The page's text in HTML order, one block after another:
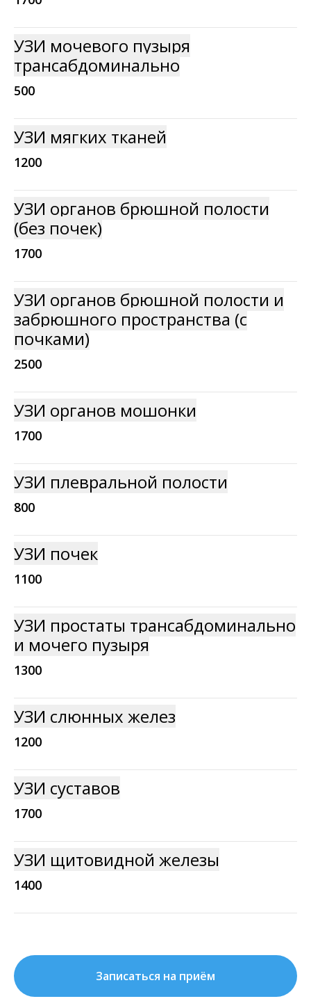
УЗИ мочевого пузыря
трансабдоминально
500
УЗИ мягких тканей
1200
УЗИ органов брюшной полости
(без почек)
1700
УЗИ органов брюшной полости и
забрюшного пространства (с
почками)
2500
УЗИ органов мошонки
1700
УЗИ плевральной полости
800
УЗИ почек
1100
УЗИ простаты трансабдоминально
и мочего пузыря
1300
УЗИ слюнных желез
1200
УЗИ суставов
1700
УЗИ щитовидной железы
1400
Записаться на приём